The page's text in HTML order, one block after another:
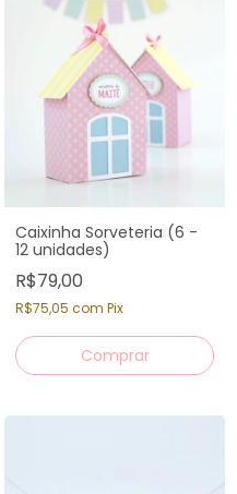
Caixinha Sorveteria (6 -
12 unidades)
R$79,00
R$75,05 com Pix
Comprar